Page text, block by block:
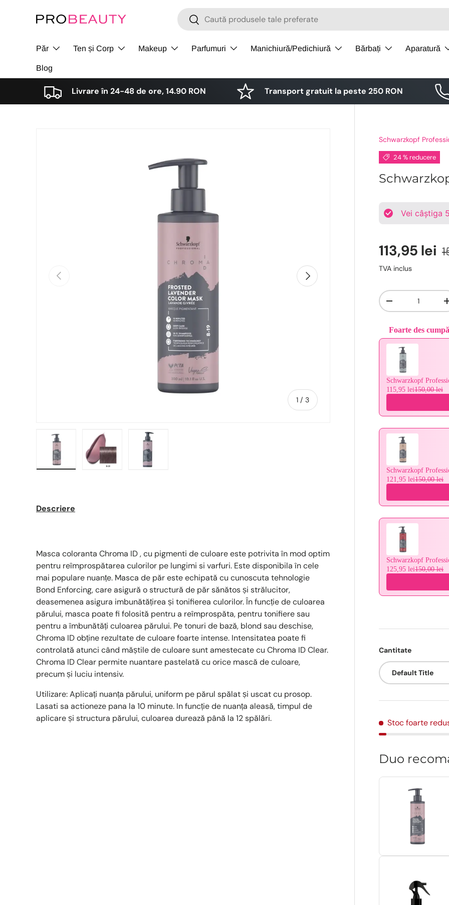
Sari la conținut
Cǎutare
Cǎutare
Păr Ten și Corp Makeup Parfumuri Manichiură/Pedichiură Bărbați Aparatură
Blog
Livrare în 24-48 de ore, 14.90 RON Transport gratuit la peste 250 RON
Anterior
1 / De
3
Urmǎtor
Schwarzkopf
24 % reducere
Vei câștiga
113,95 lei
TVA inclus
Cantitate
-
Foarte des
Use the Previous
Schwarzkopf
115,95 lei150,00 lei
Schwarzkopf
121,95 lei150,00 lei
Schwarzkopf
125,95 lei150,00 lei
Cantitate
Default Title
Stoc foarte
Duo
Descriere
Masca coloranta Chroma ID , cu pigmenti de culoare este potrivita în mod optim
pentru reîmprospătarea culorilor pe lungimi si varfuri. Este disponibila în cele
mai populare nuanțe. Masca de păr este echipată cu cunoscuta tehnologie
Bond Enforcing, care asigură o structură de păr sănătos și strălucitor,
deasemenea asigura imbunătățirea și tonifierea culorilor. În funcție de culoarea
părului, masca poate fi folosită pentru a reîmprospăta, pentru tonifiere sau
pentru a îmbunătăți culoarea părului. Pe tonuri de bază, blond sau deschise,
Chroma ID obține rezultate de culoare foarte intense. Intensitatea poate fi
controlată atunci când măștile de culoare sunt amestecate cu Chroma ID Clear.
Chroma ID Clear permite nuantare pastelată cu orice mască de culoare,
precum și luciu intensiv.
Utilizare: Aplicați nuanța părului, uniform pe părul spălat și uscat cu prosop.
Lasati sa actioneze pana la 10 minute. In funcție de nuanța aleasă, timpul de
aplicare și structura părului, culoarea durează până la 12 spălări.